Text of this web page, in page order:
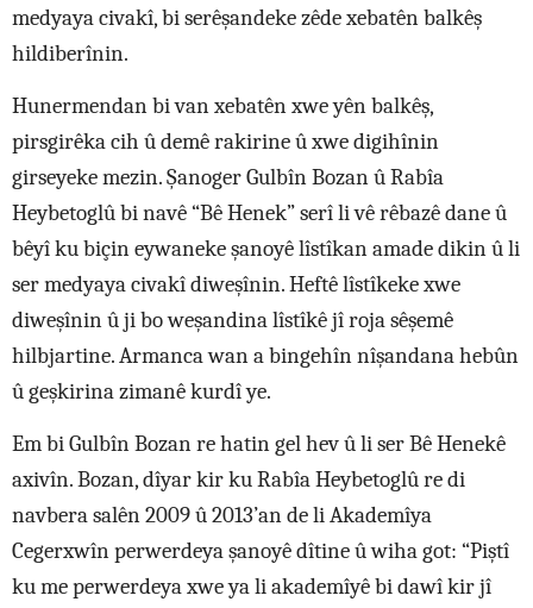
medyaya civakî, bi serêşandeke zêde xebatên balkêş
hildiberînin.
Hunermendan bi van xebatên xwe yên balkêş,
pirsgirêka cih û demê rakirine û xwe digihînin
girseyeke mezin. Şanoger Gulbîn Bozan û Rabîa
Heybetoglû bi navê “Bê Henek” serî li vê rêbazê dane û
bêyî ku biçin eywaneke şanoyê lîstîkan amade dikin û li
ser medyaya civakî diweşînin. Heftê lîstîkeke xwe
diweşînin û ji bo weşandina lîstîkê jî roja sêşemê
hilbjartine. Armanca wan a bingehîn nîşandana hebûn
û geşkirina zimanê kurdî ye.
Em bi Gulbîn Bozan re hatin gel hev û li ser Bê Henekê
axivîn. Bozan, dîyar kir ku Rabîa Heybetoglû re di
navbera salên 2009 û 2013’an de li Akademîya
Cegerxwîn perwerdeya şanoyê dîtine û wiha got: “Piştî
ku me perwerdeya xwe ya li akademîyê bi dawî kir jî